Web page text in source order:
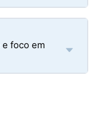
foco em